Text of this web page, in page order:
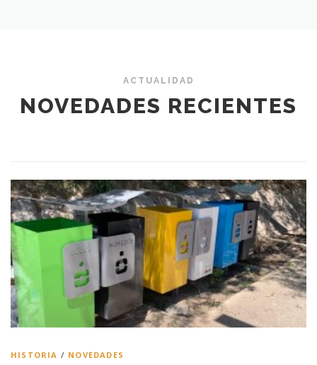
ACTUALIDAD
NOVEDADES RECIENTES
HISTORIA / NOVEDADES